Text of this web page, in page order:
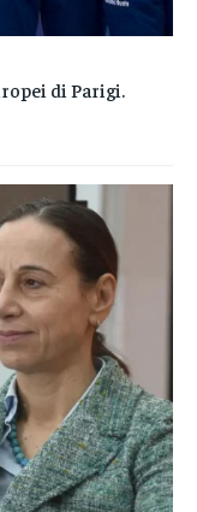
di Parigi.